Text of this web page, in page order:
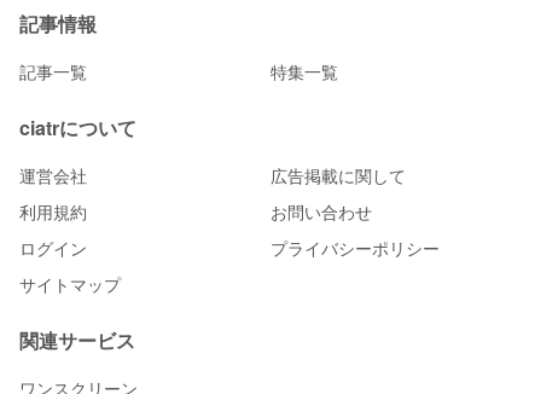
記事情報
記事一覧 特集一覧
ciatrについて
運営会社
広告掲載に関して
利用規約
お問い合わせ
ログイン
プライバシーポリシー
サイトマップ
関連サービス
ワンスクリーン